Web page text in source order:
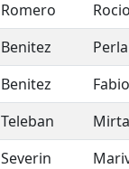
Romero
Benitez
Benitez
Teleban
Severin